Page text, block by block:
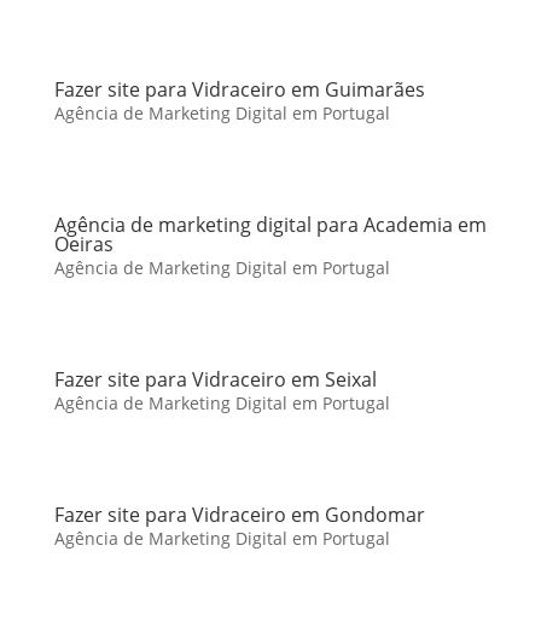
Fazer site para Vidraceiro em Guimarães
Agência de Marketing Digital em Portugal
Agência de marketing digital para Academia em
Oeiras
Agência de Marketing Digital em Portugal
Fazer site para Vidraceiro em Seixal
Agência de Marketing Digital em Portugal
Fazer site para Vidraceiro em Gondomar
Agência de Marketing Digital em Portugal